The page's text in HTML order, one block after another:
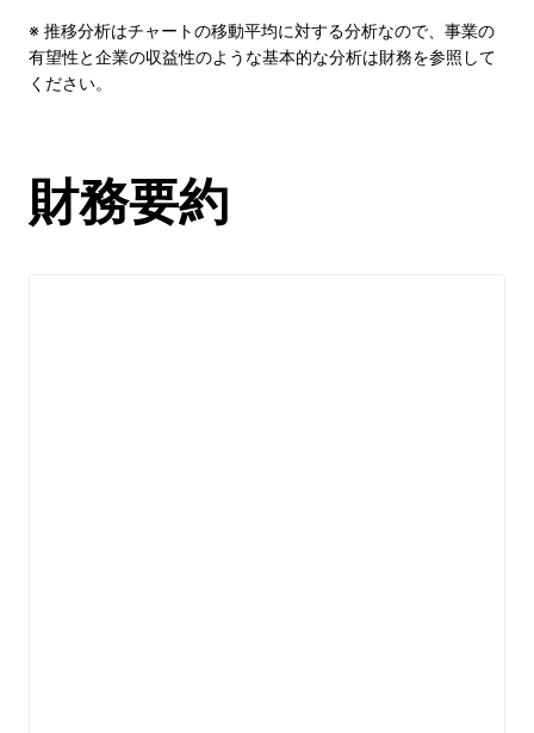
※ 推移分析はチャートの移動平均に対する分析なので、事業の
有望性と企業の収益性のような基本的な分析は財務を参照して
ください。
財務要約